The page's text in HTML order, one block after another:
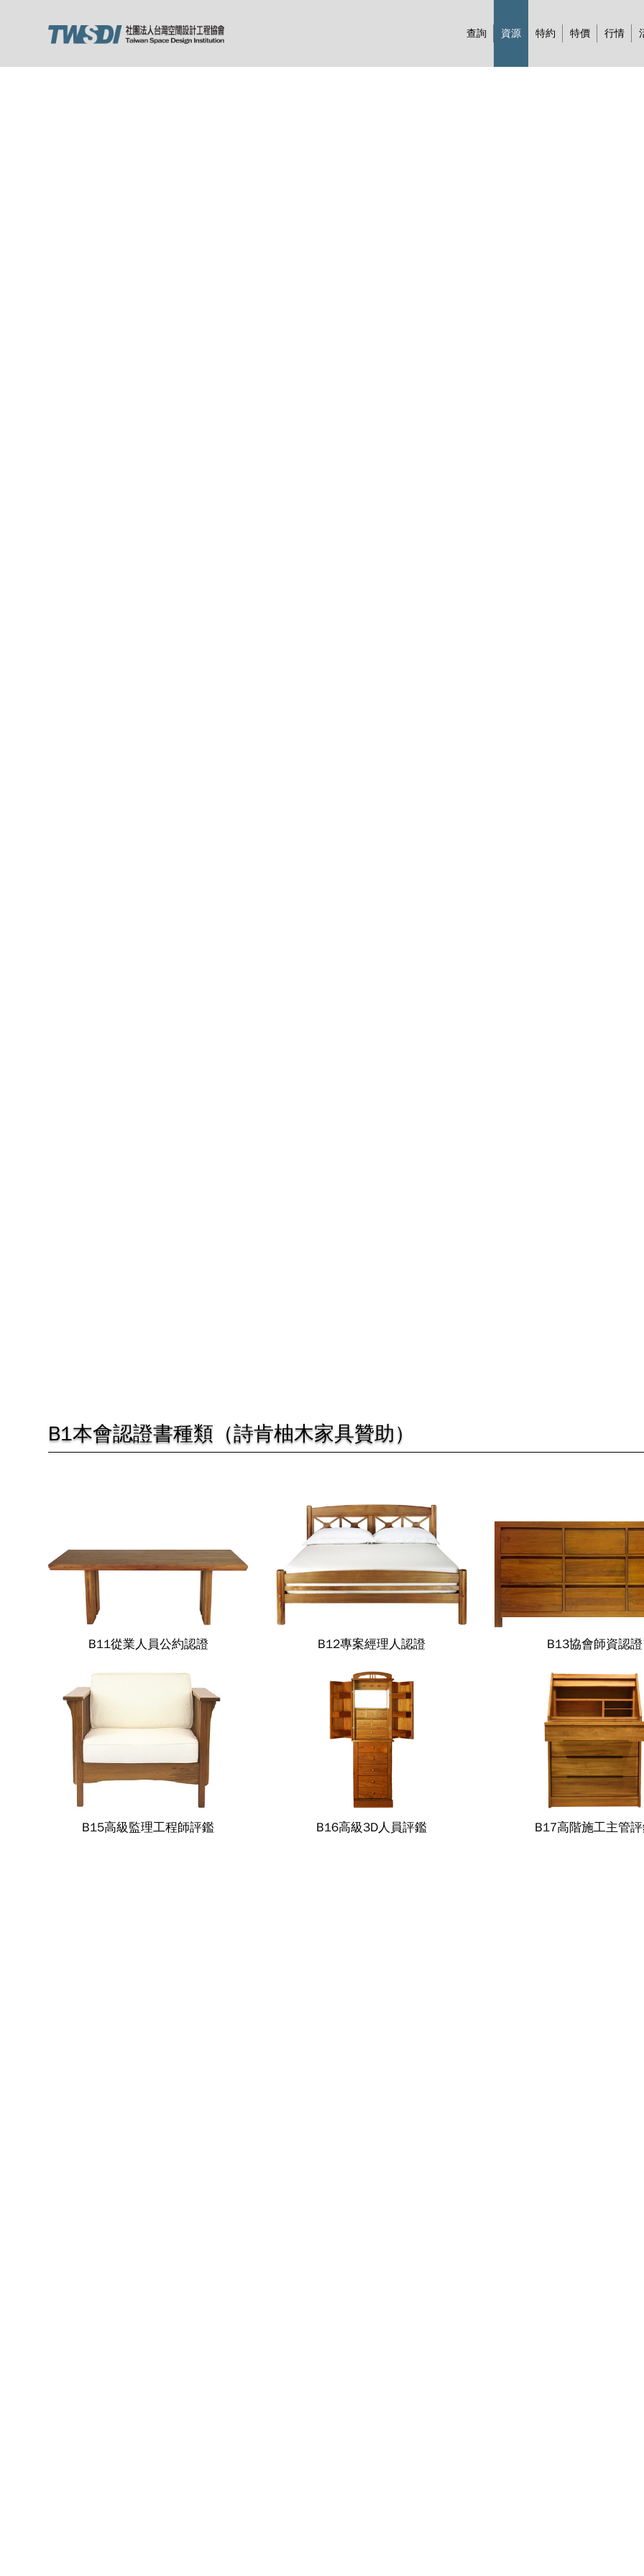
查詢 資源 特約 特價 行情
B1本會認證書種類（詩肯柚木家具贊助）
B11從業人員公約認證 B12專案經理人認證 B13協會師資認證
B15高級監理工程師評鑑 B16高級3D人員評鑑 B17高階施工主管